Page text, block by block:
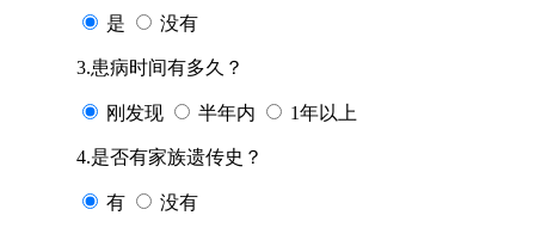
是 没有
3.患病时间有多久？
刚发现 半年内 1年以上
4.是否有家族遗传史？
有 没有